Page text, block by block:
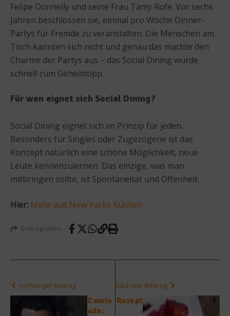
Felipe Donnelly und seine Frau Tamy Rofe. Vor sechs
Jahren beschlossen sie, einmal pro Woche Dinner-
Partys für Fremde zu veranstalten. Die Menschen am
Tisch kannten sich nicht und genau das machte den
Charme der Partys aus – das Social Dining wurde
schnell zum Geheimtipp.
Für wen eignet sich Social Dining?
Social Dining eignet sich im Prinzip für jeden.
Besonders für Singles oder Zugezogene ist das
Konzept natürlich eine schöne Möglichkeit, neue
Leute kennenzulernen. Das einzige, was man
mitbringen sollte, ist Spontaneität und Offenheit.
Hier: Mehr aus New Yorks Küchen
Beitrag teilen
vorheriger Beitrag
Camin
ada:
Nächster Beitrag
Rezept
: